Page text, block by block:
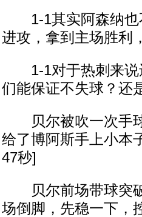
1-1其实阿森纳也
进攻，拿到主场胜利
1-1对于热刺来说
们能保证不失球？还
贝尔被吹一次手球
给了博阿斯手上小本
47秒]
贝尔前场带球突破
场倒脚，先稳一下，